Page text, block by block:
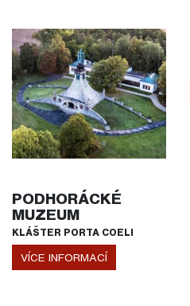
PODHORÁCKÉ
MUZEUM
KLÁŠTER PORTA COELI
VÍCE INFORMACÍ